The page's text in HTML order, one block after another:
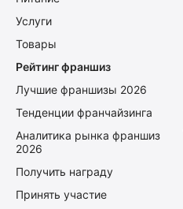
Услуги
Товары
Рейтинг франшиз
Лучшие франшизы 2026
Тенденции франчайзинга
Аналитика рынка франшиз
2026
Получить награду
Принять участие